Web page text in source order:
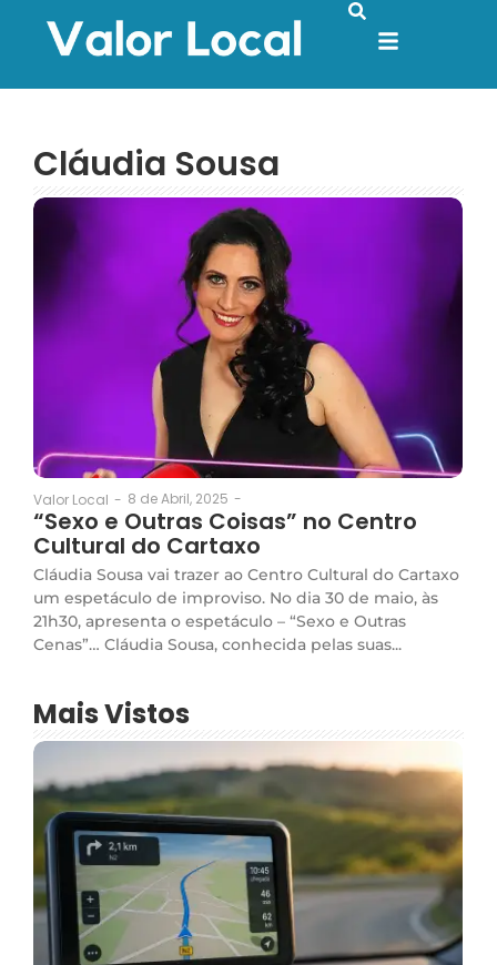
Cláudia Sousa
Valor Local - 8 de Abril, 2025 -
“Sexo e Outras Coisas” no Centro
Cultural do Cartaxo
Cláudia Sousa vai trazer ao Centro Cultural do Cartaxo
um espetáculo de improviso. No dia 30 de maio, às
21h30, apresenta o espetáculo – “Sexo e Outras
Cenas”… Cláudia Sousa, conhecida pelas suas...
Mais Vistos